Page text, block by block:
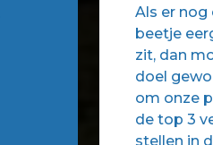
Als er nog
beetje
zit, dan
doel
om onze
de top 3
stellen in